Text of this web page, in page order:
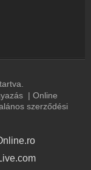
| Online
szerződési